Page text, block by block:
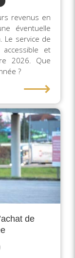
revenus en
éventuelle
Le service de
et
2026. Que
?
⟶
de